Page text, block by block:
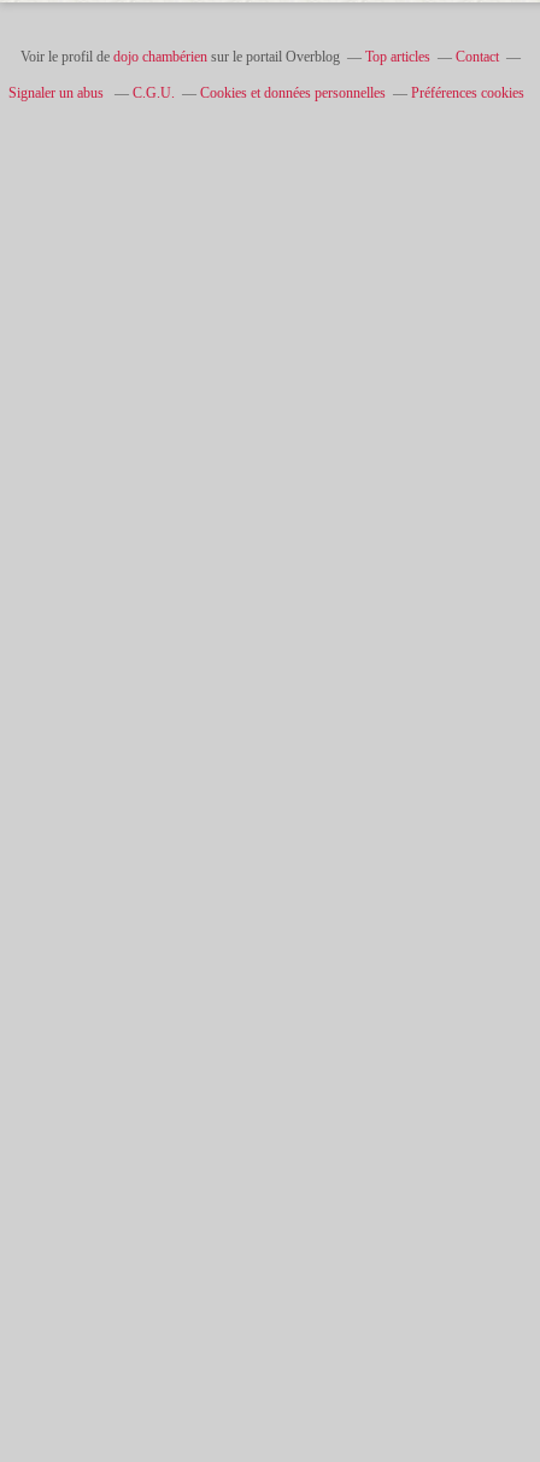
Voir le profil de dojo chambériensur le portail Overblog Top articles Contact
Signaler un abus C.G.U. Cookies et données personnelles Préférences cookies